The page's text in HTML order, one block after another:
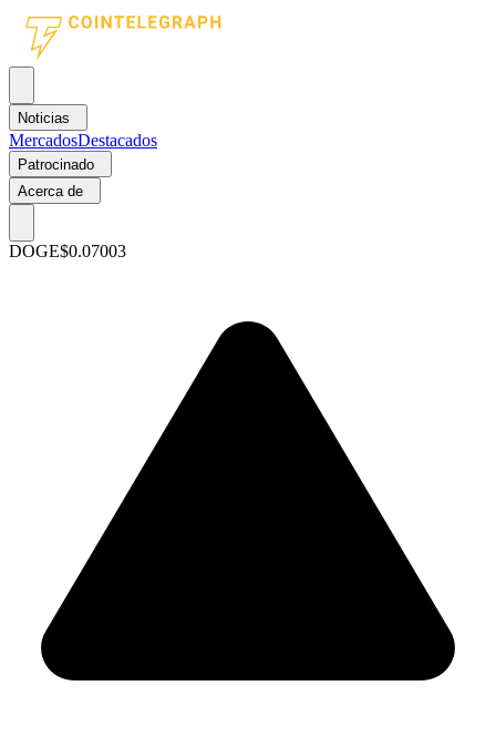
Noticias
MercadosDestacados
Patrocinado
Acerca de
DOGE$0.07003